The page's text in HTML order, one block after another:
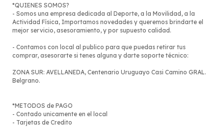
*QUIENES SOMOS?
- Somos una empresa dedicada al Deporte, a la Movilidad, a la
Actividad Física, Importamos novedades y queremos brindarte el
mejor servicio, asesoramiento, y por supuesto calidad.
- Contamos con local al publico para que puedas retirar tus
comprar, asesorarte si tenes alguna y darte soporte técnico:
ZONA SUR: AVELLANEDA, Centenario Uruguayo Casi Camino GRAL.
Belgrano.
*METODOS de PAGO
- Contado unicamente en el local
- Tarjetas de Credito